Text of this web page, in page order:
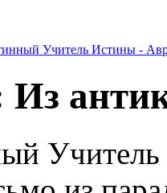
Учитель Истины -